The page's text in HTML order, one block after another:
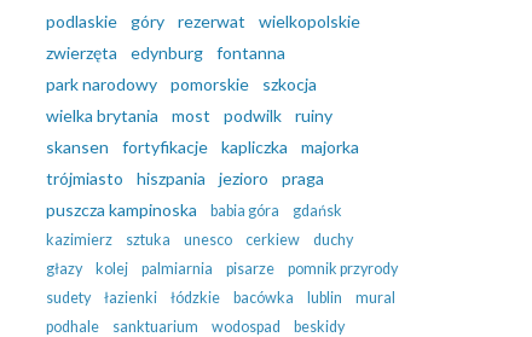
podlaskie
góry rezerwat
wielkopolskie
zwierzęta
edynburg
fontanna
park narodowy
pomorskie
szkocja
wielka brytania
most podwilk
ruiny
skansen
fortyfikacje kapliczka
majorka
trójmiasto
hiszpania jezioro
praga
puszcza kampinoska
babia góra
gdańsk
kazimierz
sztuka unesco cerkiew
duchy
głazy
kolej palmiarnia pisarze
pomnik przyrody
sudety
łazienki łódzkie bacówka lublin
mural
podhale
sanktuarium wodospad
beskidy